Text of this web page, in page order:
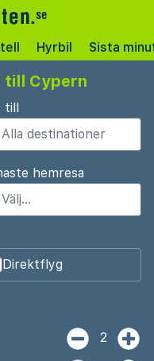
Hyrbil Sista
Cypern
till
hemresa
Direktflyg
2